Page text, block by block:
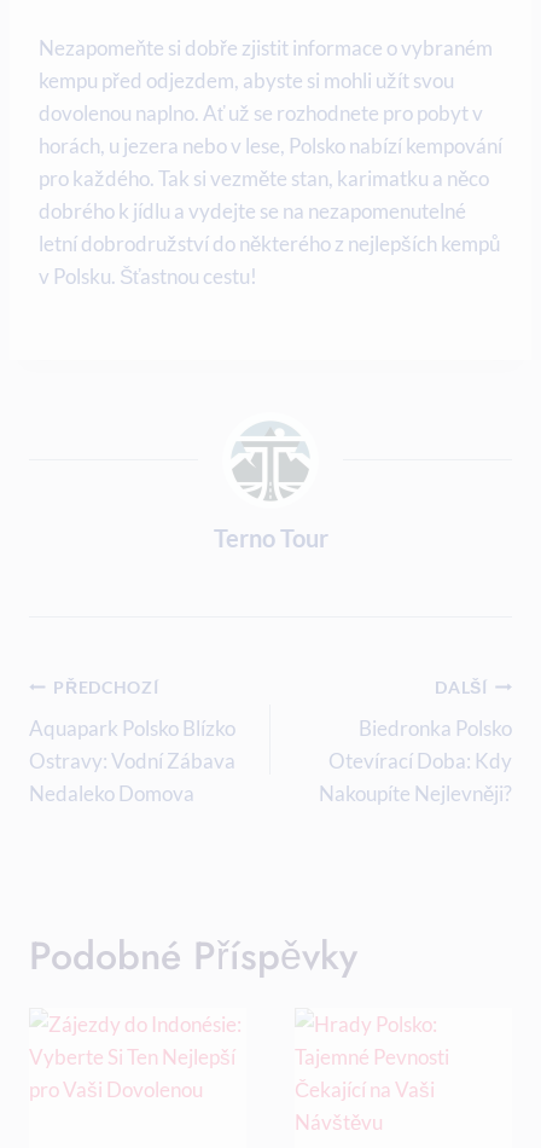
Nezapomeňte si dobře⁤ zjistit informace o vybraném
kempu ‌před odjezdem, abyste‌ si ‌mohli užít‍ svou⁣
dovolenou ​naplno. Ať už se rozhodnete‌ pro pobyt v
horách, u‍ jezera ⁤nebo v⁢ lese, Polsko nabízí kempování
⁣pro každého. Tak si vezměte stan, karimatku a ⁢něco
dobrého⁢ k jídlu a vydejte ​se na‍ nezapomenutelné
letní dobrodružství‍ do některého z nejlepších kempů
v ⁣Polsku. Šťastnou ​cestu!
Terno Tour
Navigace
Pro
Příspěvek
PŘEDCHOZÍ
Aquapark Polsko Blízko
Ostravy: Vodní Zábava
Nedaleko Domova
DALŠÍ
Biedronka Polsko
Otevírací Doba: Kdy
Nakoupíte Nejlevněji?
Podobné Příspěvky